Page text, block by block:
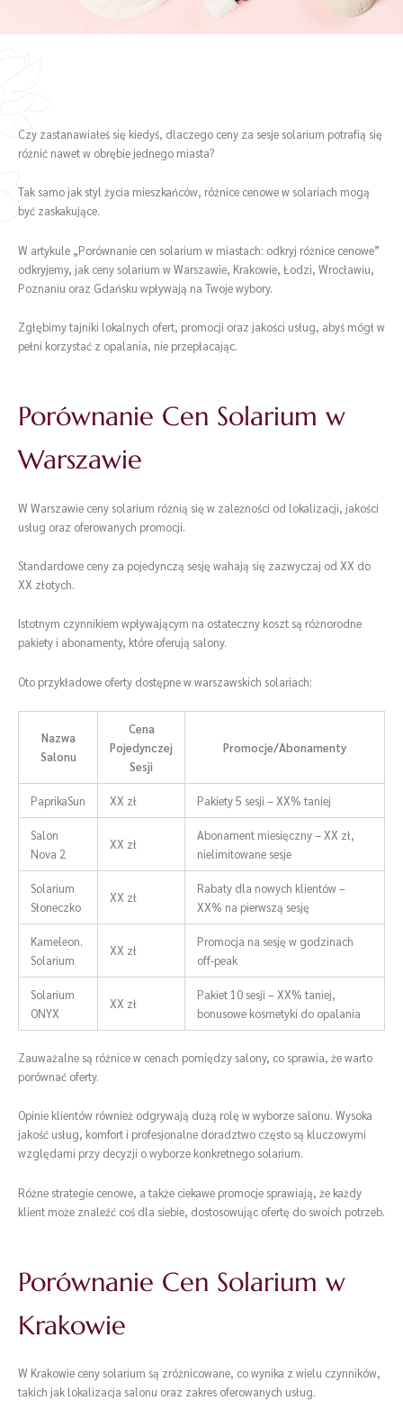
Czy zastanawiałeś się kiedyś, dlaczego ceny za sesje solarium potrafią się
różnić nawet w obrębie jednego miasta?
Tak samo jak styl życia mieszkańców, różnice cenowe w solariach mogą
być zaskakujące.
W artykule „Porównanie cen solarium w miastach: odkryj różnice cenowe”
odkryjemy, jak ceny solarium w Warszawie, Krakowie, Łodzi, Wrocławiu,
Poznaniu oraz Gdańsku wpływają na Twoje wybory.
Zgłębimy tajniki lokalnych ofert, promocji oraz jakości usług, abyś mógł w
pełni korzystać z opalania, nie przepłacając.
Porównanie Cen Solarium w
Warszawie
W Warszawie ceny solarium różnią się w zależności od lokalizacji, jakości
usług oraz oferowanych promocji.
Standardowe ceny za pojedynczą sesję wahają się zazwyczaj od XX do
XX złotych.
Istotnym czynnikiem wpływającym na ostateczny koszt są różnorodne
pakiety i abonamenty, które oferują salony.
Oto przykładowe oferty dostępne w warszawskich solariach:
Nazwa
Salonu
Cena
Pojedynczej
Sesji
Promocje/Abonamenty
PaprikaSun XX zł Pakiety 5 sesji – XX% taniej
Salon
Nova 2
XX zł
Abonament miesięczny – XX zł,
nielimitowane sesje
Solarium
Słoneczko
XX zł
Rabaty dla nowych klientów –
XX% na pierwszą sesję
Kameleon.
Solarium
XX zł
Promocja na sesję w godzinach
off-peak
Solarium
ONYX
XX zł
Pakiet 10 sesji – XX% taniej,
bonusowe kosmetyki do opalania
Zauważalne są różnice w cenach pomiędzy salony, co sprawia, że warto
porównać oferty.
Opinie klientów również odgrywają dużą rolę w wyborze salonu. Wysoka
jakość usług, komfort i profesjonalne doradztwo często są kluczowymi
względami przy decyzji o wyborze konkretnego solarium.
Różne strategie cenowe, a także ciekawe promocje sprawiają, że każdy
klient może znaleźć coś dla siebie, dostosowując ofertę do swoich potrzeb.
Porównanie Cen Solarium w
Krakowie
W Krakowie ceny solarium są zróżnicowane, co wynika z wielu czynników,
takich jak lokalizacja salonu oraz zakres oferowanych usług.